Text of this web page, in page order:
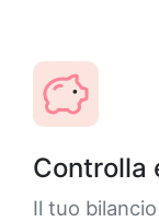
Controlla
Il tuo